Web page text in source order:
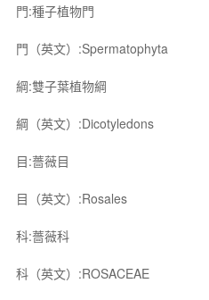
門:種子植物門
門（英文）:Spermatophyta
綱:雙子葉植物綱
綱（英文）:Dicotyledons
目:薔薇目
目（英文）:Rosales
科:薔薇科
科（英文）:ROSACEAE